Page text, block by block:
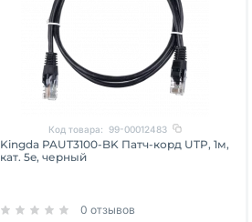
Код товара: 99-00012483
Kingda PAUT3100-BK Патч-корд UTP, 1м,
кат. 5e, черный
0 отзывов